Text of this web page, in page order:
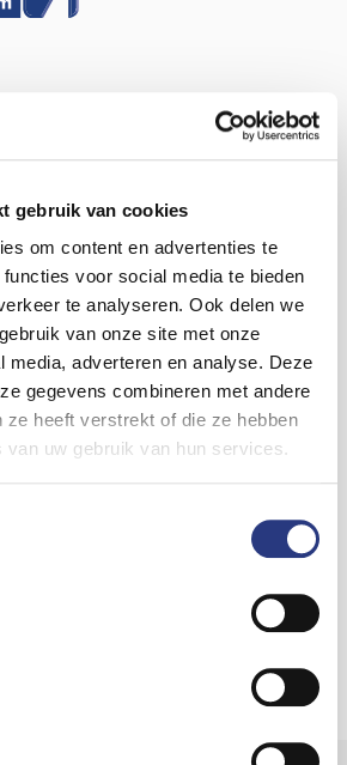
gebruik van cookies
om content en advertenties te
voor social media te bieden
te analyseren. Ook delen we
van onze site met onze
media, adverteren en analyse. Deze
gegevens combineren met andere
ze heeft verstrekt of die ze hebben
uw gebruik van hun services.